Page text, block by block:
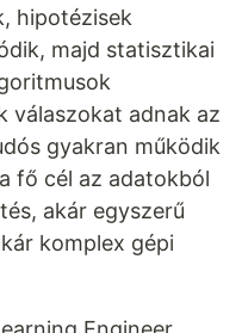
hipotézisek
majd statisztikai
válaszokat adnak az
gyakran működik
fő cél az adatokból
akár egyszerű
komplex gépi